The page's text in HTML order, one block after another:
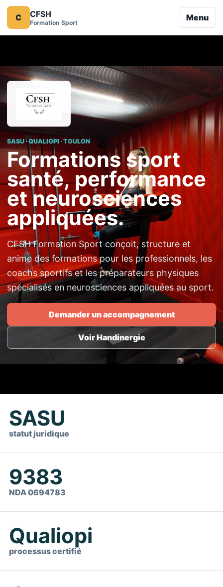
C CFSH
Formation Sport Menu
SASU · QUALIOPI · TOULON
Formations sport
santé, performance
et neurosciences
appliquées.
CFSH Formation Sport conçoit, structure et
anime des formations pour les professionnels, les
coachs sportifs et les préparateurs physiques
spécialisés en neurosciences appliquées au sport.
Demander un accompagnement
Voir Handinergie
SASU
statut juridique
9383
NDA 0694783
Qualiopi
processus certifié